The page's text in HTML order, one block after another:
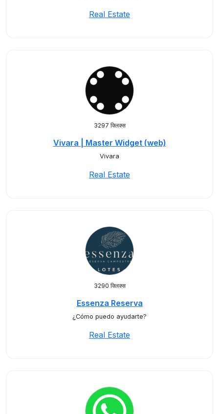
Real Estate
3297 क्लिक्स
Vivara | Master Widget (web)
Vivara
Real Estate
3290 क्लिक्स
Essenza Reserva
¿Cómo puedo ayudarte?
Real Estate